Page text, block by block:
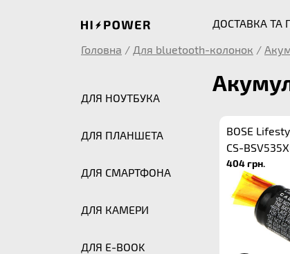
ДОСТАВКА ТА
Головна / Для bluetooth-колонок /
ДЛЯ НОУТБУКА
ДЛЯ ПЛАНШЕТА
ДЛЯ СМАРТФОНА
ДЛЯ КАМЕРИ
ДЛЯ E-BOOK
BOSE
CS-
404 грн.